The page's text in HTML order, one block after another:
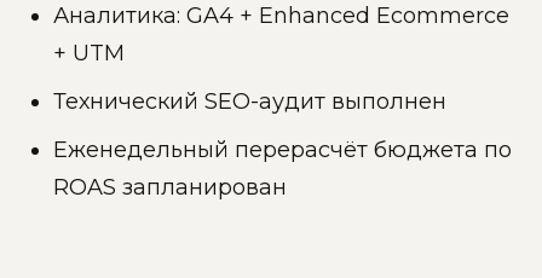
Аналитика: GA4 + Enhanced Ecommerce
+ UTM
Технический SEO-аудит выполнен
Еженедельный перерасчёт бюджета по
ROAS запланирован